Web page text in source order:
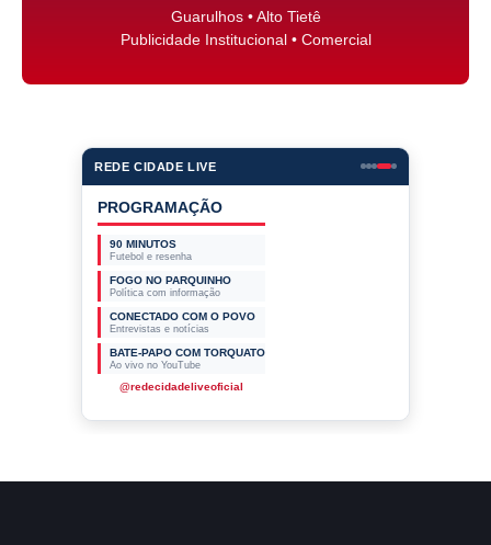
Guarulhos • Alto Tietê
Publicidade Institucional • Comercial
REDE CIDADE LIVE
PROGRAMAÇÃO
90 MINUTOS
Futebol e resenha
FOGO NO PARQUINHO
Política com informação
CONECTADO COM O POVO
Entrevistas e notícias
BATE-PAPO COM TORQUATO
Ao vivo no YouTube
@redecidadeliveoficial